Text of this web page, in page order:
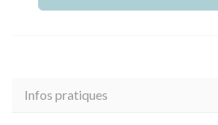
Infos pratiques